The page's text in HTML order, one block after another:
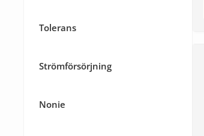
Tolerans
Strömförsörjning
Nonie